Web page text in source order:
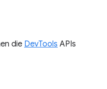
die DevTools APIs